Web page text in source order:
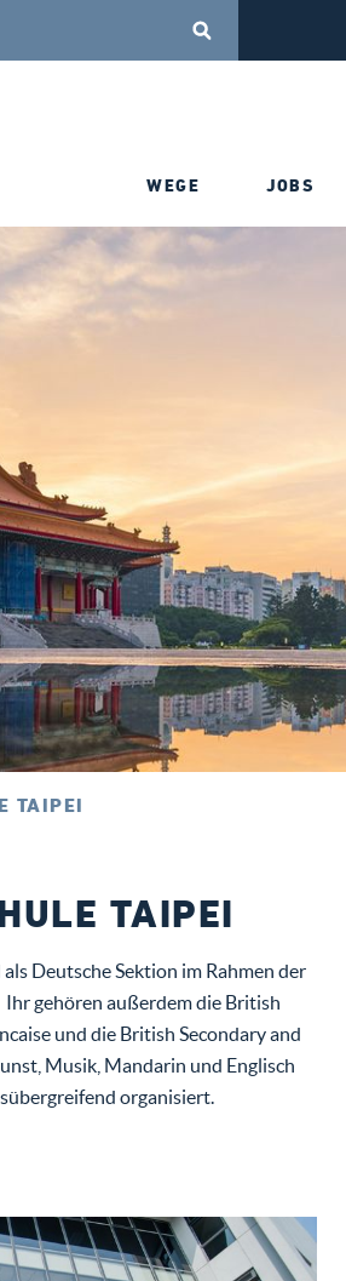
WEGE JOBS
TAIPEI
TAIPEI
Deutsche Sektion im Rahmen der
gehören außerdem die British
und die British Secondary and
Musik, Mandarin und Englisch
organisiert.